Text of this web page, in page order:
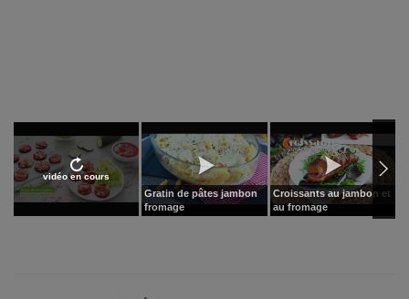
vidéo en cours
Gratin de pâtes jambon
fromage
Croissants au jambon et
au fromage